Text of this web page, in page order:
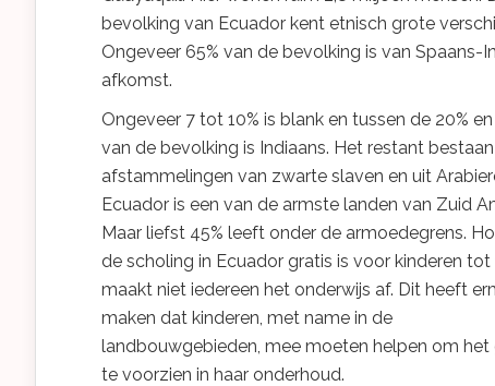
bevolking van Ecuador kent etnisch grote
Ongeveer 65% van de bevolking is van Spaans-
afkomst.
Ongeveer 7 tot 10% is blank en tussen de 20% en
van de bevolking is Indiaans. Het restant
afstammelingen van zwarte slaven en uit
Ecuador is een van de armste landen van Zuid
Maar liefst 45% leeft onder de armoedegrens.
de scholing in Ecuador gratis is voor kinderen tot
maakt niet iedereen het onderwijs af. Dit heeft
maken dat kinderen, met name in de
landbouwgebieden, mee moeten helpen om het
te voorzien in haar onderhoud.